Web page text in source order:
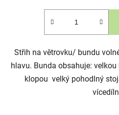
Střih na větrovku/ bundu
hlavu. Bunda obsahuje:
klopou velký pohodlný